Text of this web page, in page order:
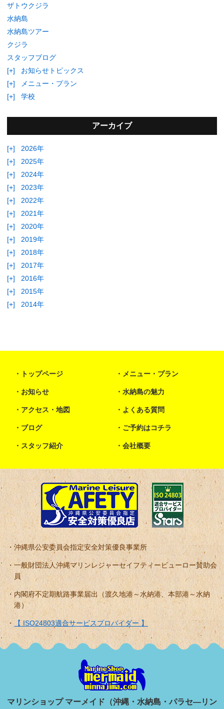
ザトウクジラ
水納島
水納島ツアー
クジラ
スタッフブログ
[+]
お知らせトピックス
[+]
メニュー・プラン
[+]
学校
アーカイブ
[+]
2026年
[+]
2025年
[+]
2024年
[+]
2023年
[+]
2022年
[+]
2021年
[+]
2020年
[+]
2019年
[+]
2018年
[+]
2017年
[+]
2016年
[+]
2015年
[+]
2014年
トップページ メニュー・プラン
お知らせ 水納島の魅力
アクセス・地図 よくある質問
ブログ ご予約はコチラ
スタッフ紹介 会社概要
沖縄県公安委員会指定安全対策優良事業所
一般財団法人沖縄マリンレジャーセイフティービューロー賛助会
員
内閣府不定期航路事業届出（渡久地港～水納港、本部港～水納
港）
【 ISO24803適合サービスプロバイダー 】
マリンショップ マーメイド（沖縄・水納島・パラセ―リン